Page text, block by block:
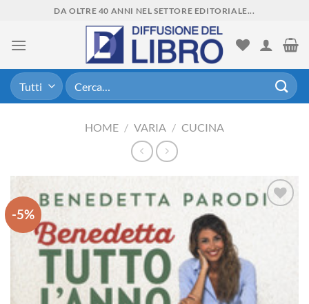
content
DA OLTRE 40 ANNI NEL SETTORE EDITORIALE...
Cerca:
HOME / VARIA / CUCINA
-5%